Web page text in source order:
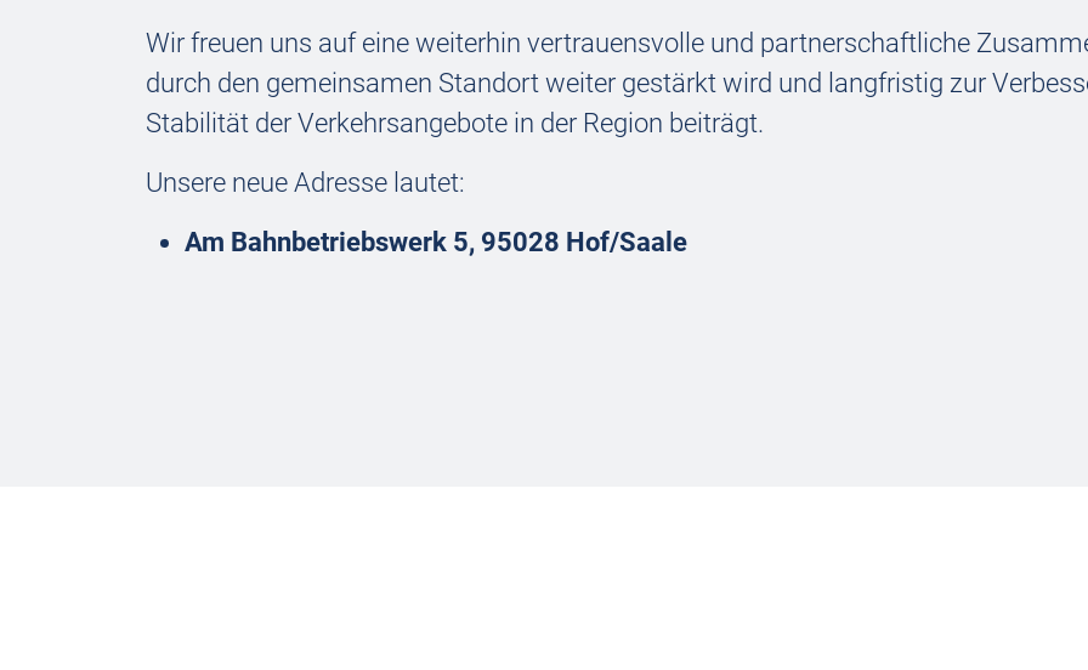
Wir freuen uns auf eine weiterhin vertrauensvolle und partnerschaftliche
durch den gemeinsamen Standort weiter gestärkt wird und langfristig zur
Stabilität der Verkehrsangebote in der Region beiträgt.
Unsere neue Adresse lautet:
Am Bahnbetriebswerk 5, 95028 Hof/Saale